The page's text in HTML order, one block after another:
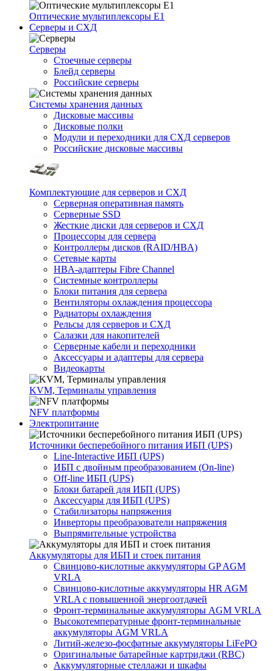
Оптические мультиплексоры Е1
Серверы и СХД
Серверы
Стоечные серверы
Блейд серверы
Российские серверы
Системы хранения данных
Дисковые массивы
Дисковые полки
Модули и переходники для СХД серверов
Российские дисковые массивы
Комплектующие для серверов и СХД
Серверная оперативная память
Серверные SSD
Жесткие диски для серверов и СХД
Процессоры для сервера
Контроллеры дисков (RAID/HBA)
Сетевые карты
HBA-адаптеры Fibre Channel
Системные контроллеры
Блоки питания для сервера
Вентиляторы охлаждения процессора
Радиаторы охлаждения
Рельсы для серверов и СХД
Салазки для накопителей
Серверные кабели и переходники
Аксессуары и адаптеры для сервера
Видеокарты
KVM, Терминалы управления
NFV платформы
Электропитание
Источники бесперебойного питания ИБП (UPS)
Line-Interactive ИБП (UPS)
ИБП с двойным преобразованием (On-line)
Off-line ИБП (UPS)
Блоки батарей для ИБП (UPS)
Аксессуары для ИБП (UPS)
Стабилизаторы напряжения
Инверторы преобразователи напряжения
Выпрямительные устройства
Аккумуляторы для ИБП и стоек питания
Свинцово-кислотные аккумуляторы GP AGM
VRLA
Свинцово-кислотные аккумуляторы HR AGM
VRLA с повышенной энергоотдачей
Фронт-терминальные аккумуляторы AGM VRLA
Высокотемпературные фронт-терминальные
аккумуляторы AGM VRLA
Литий-железо-фосфатные аккумуляторы LiFePO
Оригинальные батарейные картриджи (RBC)
Аккумуляторные стеллажи и шкафы